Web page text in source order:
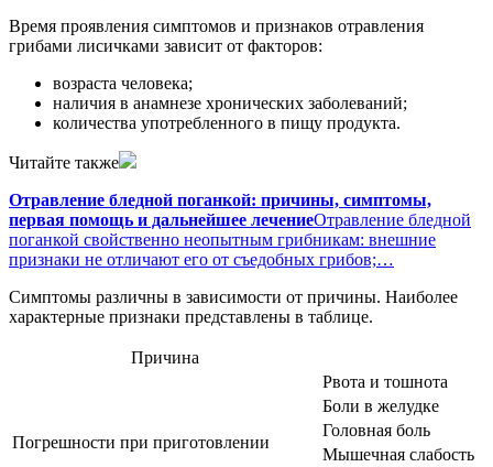
Время проявления симптомов и признаков отравления
грибами лисичками зависит от факторов:
возраста человека;
наличия в анамнезе хронических заболеваний;
количества употребленного в пищу продукта.
Читайте также
Отравление бледной поганкой: причины, симптомы,
первая помощь и дальнейшее лечениеОтравление бледной
поганкой свойственно неопытным грибникам: внешние
признаки не отличают его от съедобных грибов;…
Симптомы различны в зависимости от причины. Наиболее
характерные признаки представлены в таблице.
Причина
Погрешности при приготовлении
Рвота и тошнота
Боли в желудке
Головная боль
Мышечная слабость